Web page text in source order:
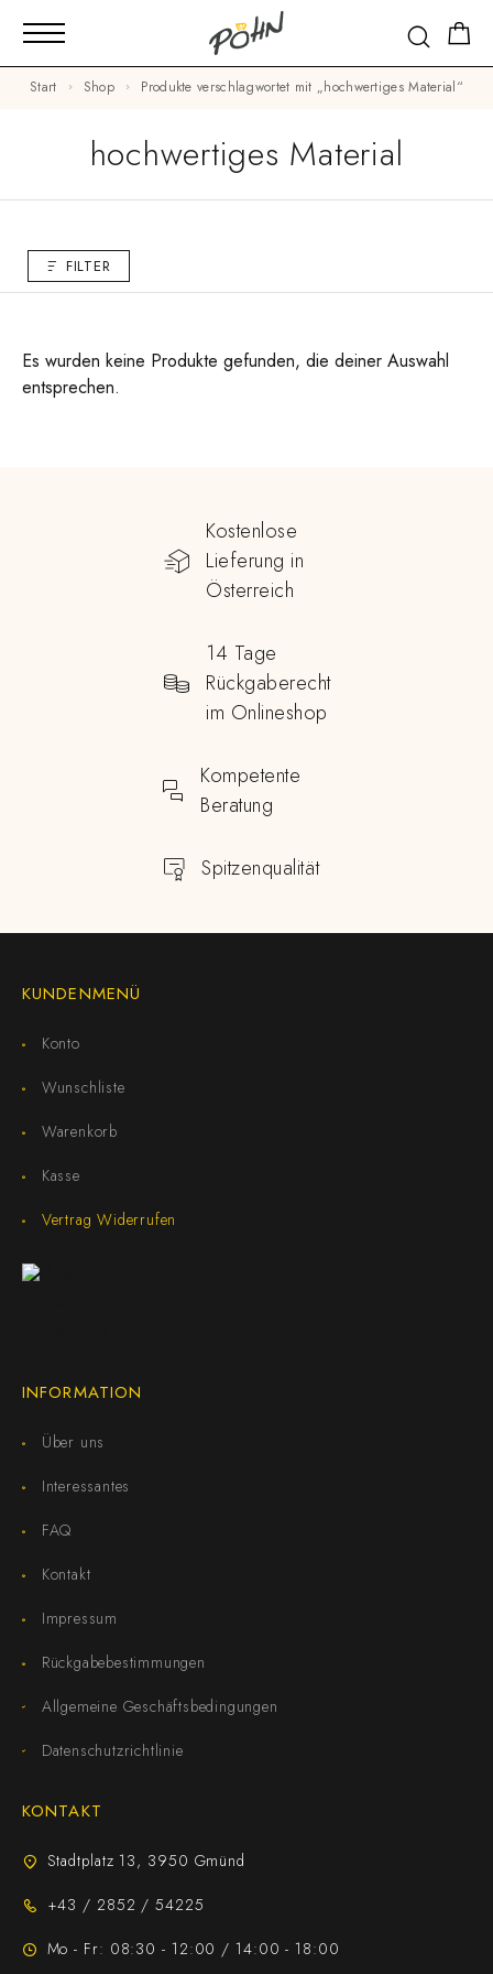
Start Shop Produkte verschlagwortet mit „hochwertiges Material“
hochwertiges Material
FILTER
Es wurden keine Produkte gefunden, die deiner Auswahl
entsprechen.
Kostenlose
Lieferung in
Österreich
14 Tage
Rückgaberecht
im Onlineshop
Kompetente
Beratung
Spitzenqualität
KUNDENMENÜ
Konto
Wunschliste
Warenkorb
Kasse
Vertrag Widerrufen
INFORMATION
Über uns
Interessantes
FAQ
Kontakt
Impressum
Rückgabebestimmungen
Allgemeine Geschäftsbedingungen
Datenschutzrichtlinie
KONTAKT
Stadtplatz 13, 3950 Gmünd
+43 / 2852 / 54225
Mo - Fr: 08:30 - 12:00 / 14:00 - 18:00